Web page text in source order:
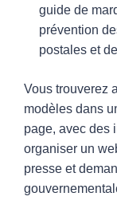
guide de
prévention
postales et
Vous trouverez
modèles dans
page, avec des
organiser un
presse et